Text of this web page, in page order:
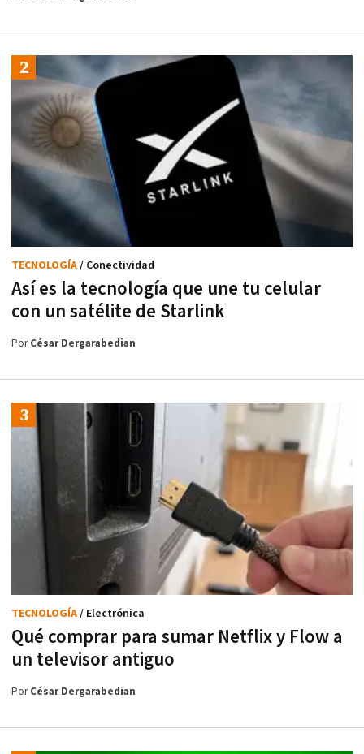
Así es la tecnología que une tu celular
con un satélite de Starlink
TECNOLOGÍA/ Conectividad
PorCésar Dergarabedian
Qué comprar para sumar Netflix y Flow a
un televisor antiguo
TECNOLOGÍA/ Electrónica
PorCésar Dergarabedian